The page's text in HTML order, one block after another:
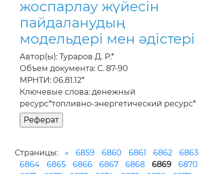
жоспарлау жүйесiн
пайдаланудың
модельдерi мен әдiстерi
Автор(ы): Тураров Д. Р.*
Объем документа: С. 87-90
МРНТИ: 06.81.12*
Ключевые слова: денежный
ресурс*топливно-энергетический ресурс*
Страницы: « 6859 6860 6861 6862
6863
6864
6865 6866 6867 6868 6869
6870